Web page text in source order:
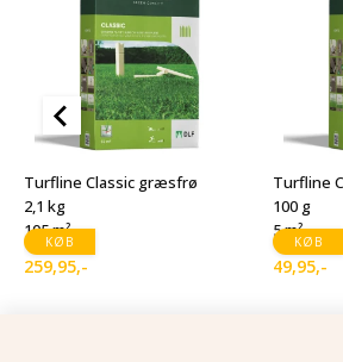
KØB
Turfline Classic græsfrø
2,1 kg
105 m²
259,95,-
KØB
Turfline
100 g
5 m²
49,95,-